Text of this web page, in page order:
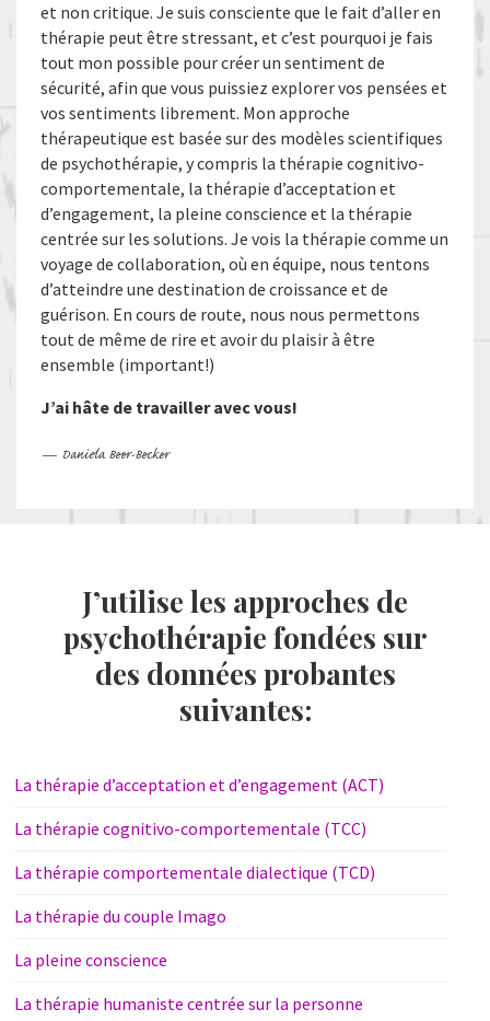
et non critique. Je suis consciente que le fait d’aller en
thérapie peut être stressant, et c’est pourquoi je fais
tout mon possible pour créer un sentiment de
sécurité, afin que vous puissiez explorer vos pensées et
vos sentiments librement. Mon approche
thérapeutique est basée sur des modèles scientifiques
de psychothérapie, y compris la thérapie cognitivo-
comportementale, la thérapie d’acceptation et
d’engagement, la pleine conscience et la thérapie
centrée sur les solutions. Je vois la thérapie comme un
voyage de collaboration, où en équipe, nous tentons
d’atteindre une destination de croissance et de
guérison. En cours de route, nous nous permettons
tout de même de rire et avoir du plaisir à être
ensemble (important!)
J’ai hâte de travailler avec vous!
— Daniela Beer-Becker
J’utilise les approches de
psychothérapie fondées sur
des données probantes
suivantes:
La thérapie d’acceptation et d’engagement (ACT)
La thérapie cognitivo-comportementale (TCC)
La thérapie comportementale dialectique (TCD)
La thérapie du couple Imago
La pleine conscience
La thérapie humaniste centrée sur la personne